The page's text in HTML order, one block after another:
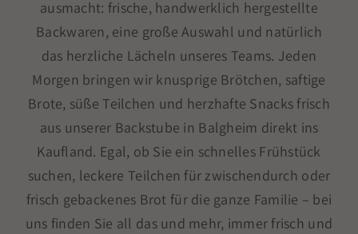
ausmacht: frische, handwerklich hergestellte
Backwaren, eine große Auswahl und natürlich
das herzliche Lächeln unseres Teams. Jeden
Morgen bringen wir knusprige Brötchen, saftige
Brote, süße Teilchen und herzhafte Snacks frisch
aus unserer Backstube in Balgheim direkt ins
Kaufland. Egal, ob Sie ein schnelles Frühstück
suchen, leckere Teilchen für zwischendurch oder
frisch gebackenes Brot für die ganze Familie – bei
uns finden Sie all das und mehr, immer frisch und